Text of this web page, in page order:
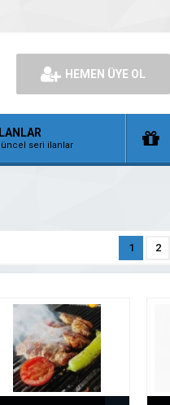
HEMEN ÜYE OL
seri ilanlar
1 2